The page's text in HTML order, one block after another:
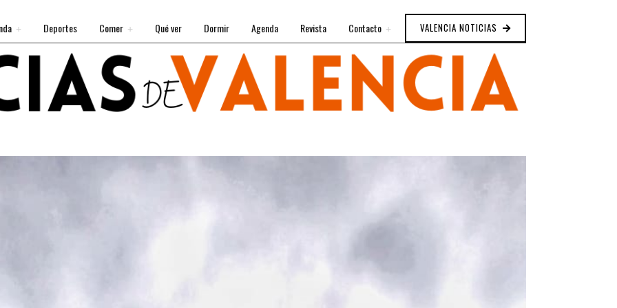
Deportes Comer Qué ver Dormir Agenda Revista Contacto VALENCIA NOTICIAS